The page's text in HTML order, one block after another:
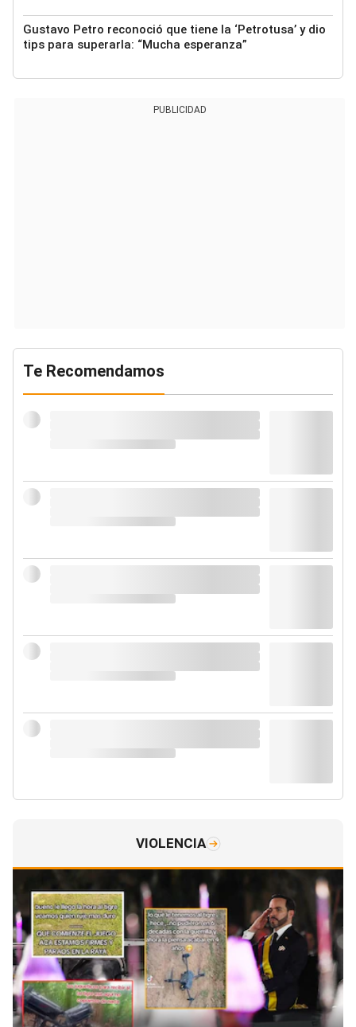
Gustavo Petro reconoció que tiene la ‘Petrotusa’ y dio
tips para superarla: “Mucha esperanza”
PUBLICIDAD
Te Recomendamos
VIOLENCIA